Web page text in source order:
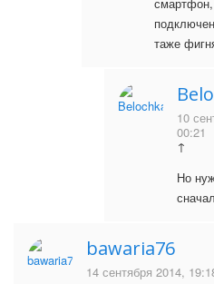
таже
10
00:21
↑
Но
bawaria76
14 сентября 2014,